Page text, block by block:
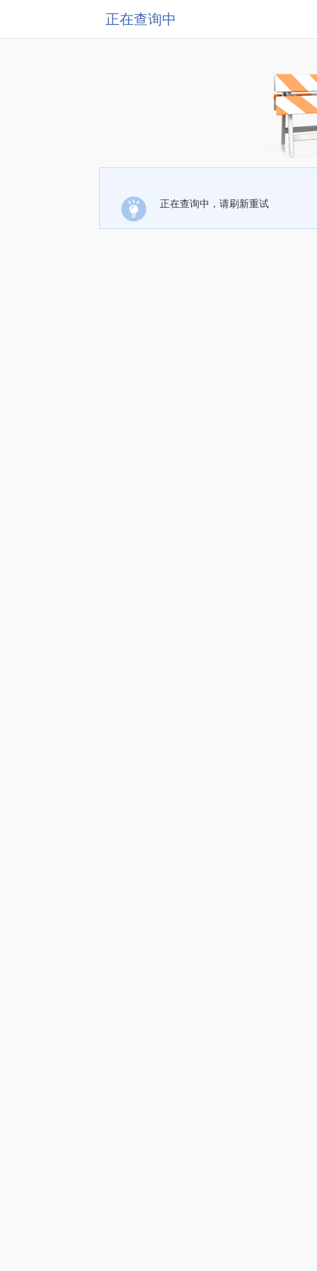
正在查询中
正在查询中，请刷新重试